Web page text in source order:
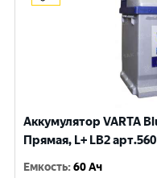
Аккумулятор VARTA
Прямая, L+ LB2
Емкость:60 Ач